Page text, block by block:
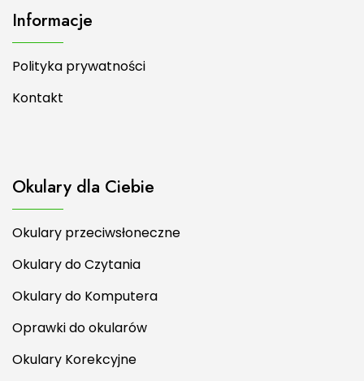
Informacje
Polityka prywatności
Kontakt
Okulary dla Ciebie
Okulary przeciwsłoneczne
Okulary do Czytania
Okulary do Komputera
Oprawki do okularów
Okulary Korekcyjne